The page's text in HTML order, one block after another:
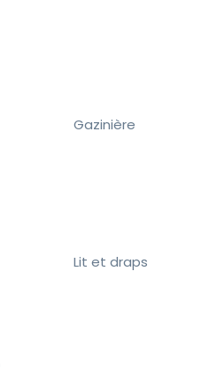
Gazinière
Lit et draps